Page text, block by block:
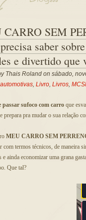
SEM
saber
e divertido que
Thais Rolandon sábado,
, Livro, Livros,
passar sufoco com carroque
prepara pra mudar o sua relação
MEU CARRO SEM
com termos técnicos, de maneira
e ainda economizar uma grana
Que tal?